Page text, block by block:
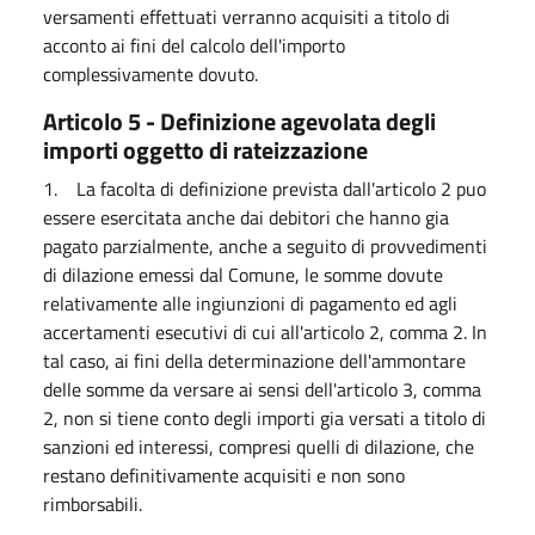
versamenti effettuati verranno acquisiti a titolo di
acconto ai fini del calcolo dell'importo
complessivamente dovuto.
Articolo 5 - Definizione agevolata degli
importi oggetto di rateizzazione
1. La facolta di definizione prevista dall'articolo 2 puo
essere esercitata anche dai debitori che hanno gia
pagato parzialmente, anche a seguito di provvedimenti
di dilazione emessi dal Comune, le somme dovute
relativamente alle ingiunzioni di pagamento ed agli
accertamenti esecutivi di cui all'articolo 2, comma 2. In
tal caso, ai fini della determinazione dell'ammontare
delle somme da versare ai sensi dell'articolo 3, comma
2, non si tiene conto degli importi gia versati a titolo di
sanzioni ed interessi, compresi quelli di dilazione, che
restano definitivamente acquisiti e non sono
rimborsabili.